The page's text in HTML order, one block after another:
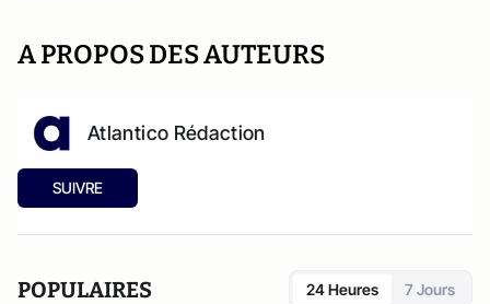
A PROPOS DES AUTEURS
Atlantico Rédaction
SUIVRE
POPULAIRES 24 Heures 7 Jours